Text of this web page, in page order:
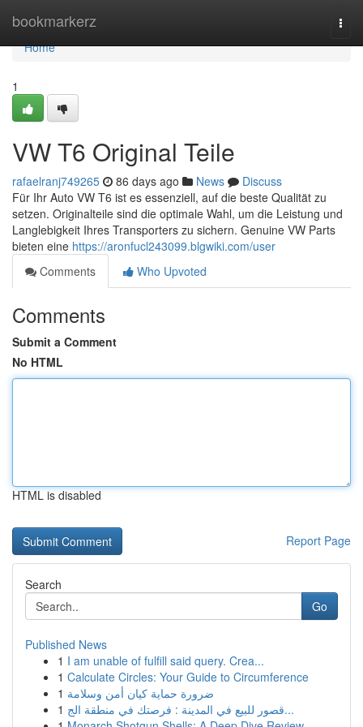
bookmarkerz
Home
Home
1
VW T6 Original Teile
rafaelranj749265 86 days ago News
Discuss
Für Ihr Auto VW T6 ist es essenziell, auf die beste Qualität zu
setzen. Originalteile sind die optimale Wahl, um die Leistung und
Langlebigkeit Ihres Transporters zu sichern. Genuine VW Parts
bieten eine https://aronfucl243099.blgwiki.com/user
Comments
Who Upvoted
Comments
Submit a Comment
No HTML
HTML is disabled
Report Page
Search
Go
Published News
1 I am unable of fulfill said query. Crea...
1 Calculate Circles: Your Guide to Circumference
1 ضرورة حماية كيان أمن وسلامة
1
قصور للبيع في المدينة : فرصتك في منطقة الج...